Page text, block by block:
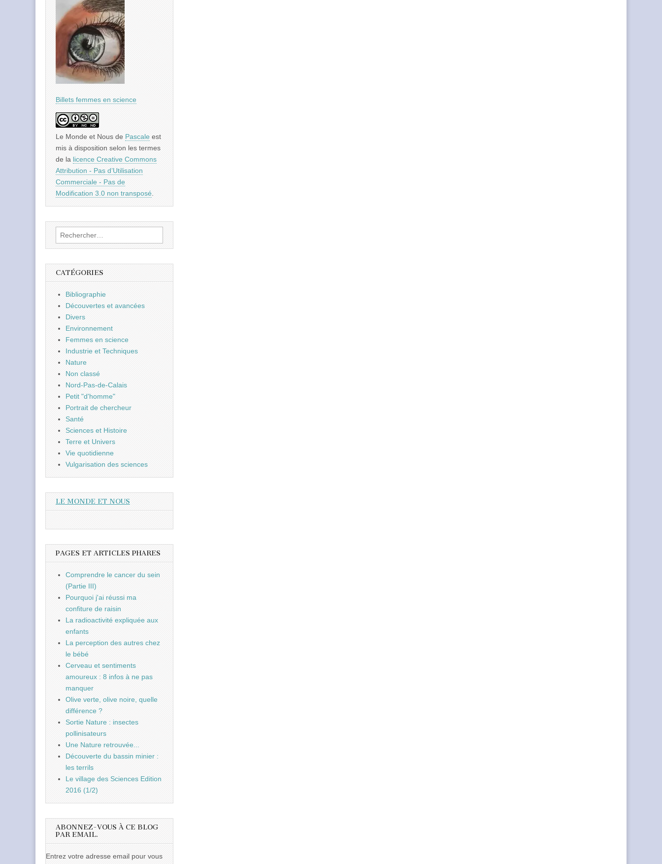
Billets femmes en science
Le Monde et Nous de Pascale est
mis à disposition selon les termes
de la licence Creative Commons
Attribution - Pas d’Utilisation
Commerciale - Pas de
Modification 3.0 non transposé.
Rechercher :
CATÉGORIES
Bibliographie
Découvertes et avancées
Divers
Environnement
Femmes en science
Industrie et Techniques
Nature
Non classé
Nord-Pas-de-Calais
Petit "d'homme"
Portrait de chercheur
Santé
Sciences et Histoire
Terre et Univers
Vie quotidienne
Vulgarisation des sciences
LE MONDE ET NOUS
PAGES ET ARTICLES PHARES
Comprendre le cancer du sein
(Partie III)
Pourquoi j'ai réussi ma
confiture de raisin
La radioactivité expliquée aux
enfants
La perception des autres chez
le bébé
Cerveau et sentiments
amoureux : 8 infos à ne pas
manquer
Olive verte, olive noire, quelle
différence ?
Sortie Nature : insectes
pollinisateurs
Une Nature retrouvée...
Découverte du bassin minier :
les terrils
Le village des Sciences Edition
2016 (1/2)
ABONNEZ-VOUS À CE BLOG
PAR EMAIL.
Entrez votre adresse email pour vous